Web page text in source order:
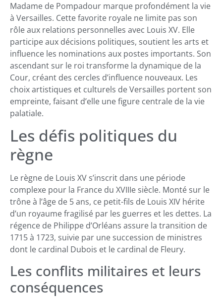
Madame de Pompadour marque profondément la vie
à Versailles. Cette favorite royale ne limite pas son
rôle aux relations personnelles avec Louis XV. Elle
participe aux décisions politiques, soutient les arts et
influence les nominations aux postes importants. Son
ascendant sur le roi transforme la dynamique de la
Cour, créant des cercles d’influence nouveaux. Les
choix artistiques et culturels de Versailles portent son
empreinte, faisant d’elle une figure centrale de la vie
palatiale.
Les défis politiques du
règne
Le règne de Louis XV s’inscrit dans une période
complexe pour la France du XVIIIe siècle. Monté sur le
trône à l’âge de 5 ans, ce petit-fils de Louis XIV hérite
d’un royaume fragilisé par les guerres et les dettes. La
régence de Philippe d’Orléans assure la transition de
1715 à 1723, suivie par une succession de ministres
dont le cardinal Dubois et le cardinal de Fleury.
Les conflits militaires et leurs
conséquences